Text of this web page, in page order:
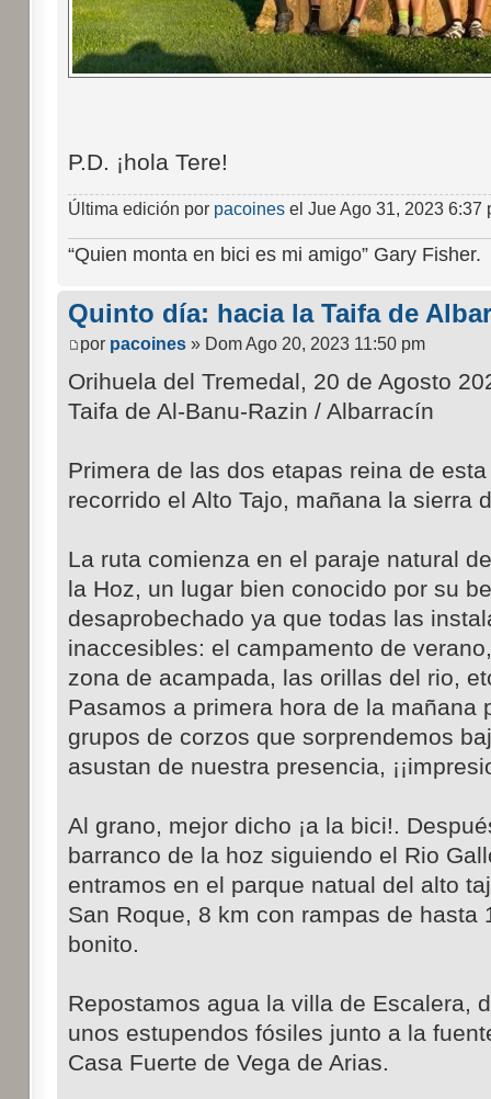
P.D. ¡hola Tere!
Última edición por pacoinesel Jue Ago 31, 2023 6:37
“Quien monta en bici es mi amigo” Gary Fisher.
Quinto día: hacia la Taifa de
por pacoines» Dom Ago 20, 2023 11:50 pm
Orihuela del Tremedal, 20 de Agosto
Taifa de Al-Banu-Razin / Albarracín
Primera de las dos etapas reina de
recorrido el Alto Tajo, mañana la sierra
La ruta comienza en el paraje natural
la Hoz, un lugar bien conocido por su
desaprobechado ya que todas las
inaccesibles: el campamento de
zona de acampada, las orillas del rio,
Pasamos a primera hora de la mañana
grupos de corzos que sorprendemos
asustan de nuestra presencia,
Al grano, mejor dicho ¡a la bici!.
barranco de la hoz siguiendo el Rio
entramos en el parque natual del alto
San Roque, 8 km con rampas de hasta
bonito.
Repostamos agua la villa de Escalera,
unos estupendos fósiles junto a la
Casa Fuerte de Vega de Arias.